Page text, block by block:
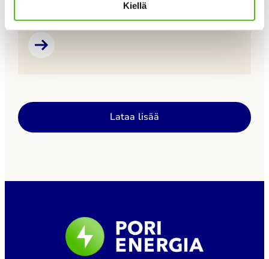
Kiellä
voinut seurata lämmönkulutusta, tarkastella
laskutietoja sekä päivittää omia yhteystietoja.
käyttöön uudistetun kaukolämmön asiointipalvelun
Lataa lisää